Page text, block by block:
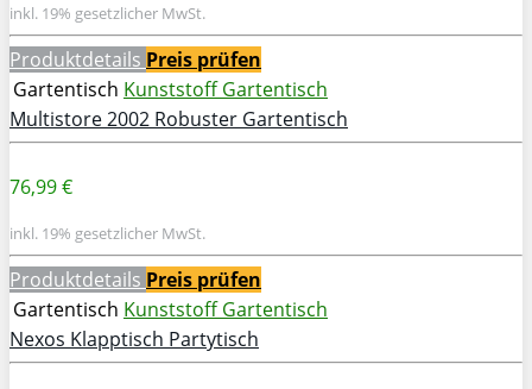
inkl. 19% gesetzlicher MwSt.
Produktdetails Preis prüfen
Gartentisch Kunststoff Gartentisch
Multistore 2002 Robuster Gartentisch
76,99 €
inkl. 19% gesetzlicher MwSt.
Produktdetails Preis prüfen
Gartentisch Kunststoff Gartentisch
Nexos Klapptisch Partytisch